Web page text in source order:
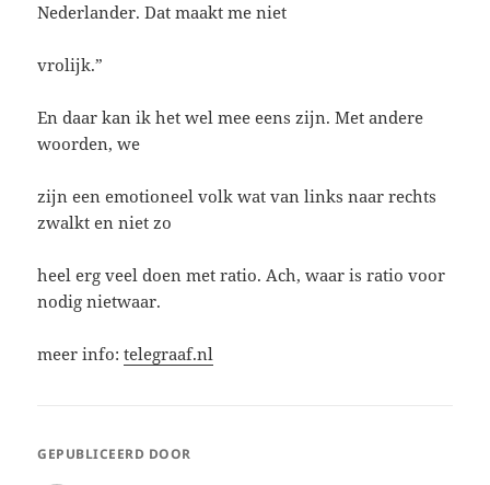
Nederlander. Dat maakt me niet
vrolijk.”
En daar kan ik het wel mee eens zijn. Met andere
woorden, we
zijn een emotioneel volk wat van links naar rechts
zwalkt en niet zo
heel erg veel doen met ratio. Ach, waar is ratio voor
nodig nietwaar.
meer info:telegraaf.nl
GEPUBLICEERD DOOR